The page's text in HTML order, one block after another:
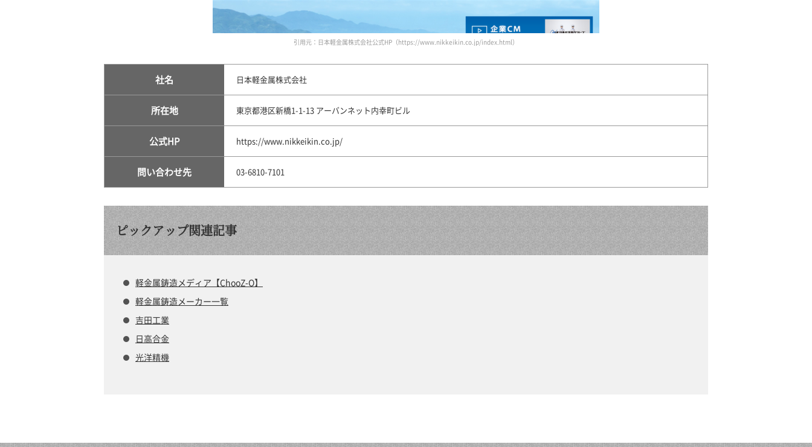
引用元：日本軽金属株式会社公式HP（https://www.nikkeikin.co.jp/index.html）
社名 日本軽金属株式会社
所在地 東京都港区新橋1-1-13 アーバンネット内幸町ビル
公式HP https://www.nikkeikin.co.jp/
問い合わせ先 03-6810-7101
ピックアップ関連記事
軽金属鋳造メディア【ChooZ-O】
軽金属鋳造メーカー一覧
吉田工業
日高合金
光洋精機